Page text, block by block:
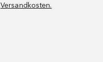
Versandkosten.